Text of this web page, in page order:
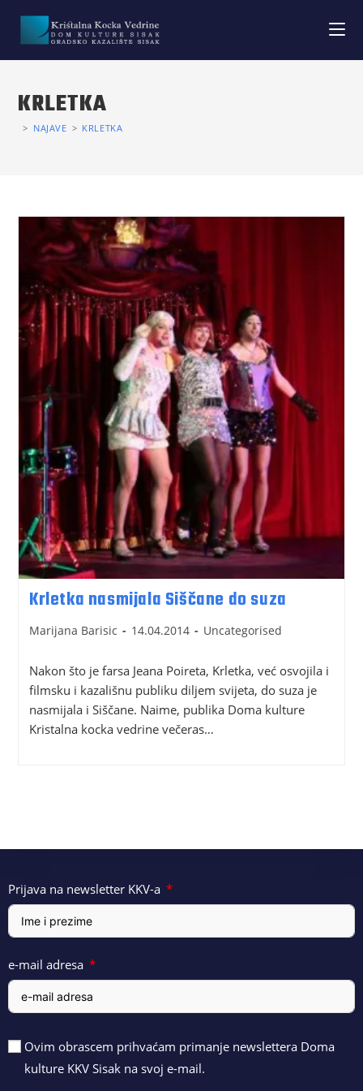
KRLETKA
> NAJAVE > KRLETKA
Krletka nasmijala Siščane do suza
Marijana Barisic 14.04.2014 Uncategorised
Nakon što je farsa Jeana Poireta, Krletka, već osvojila i
filmsku i kazališnu publiku diljem svijeta, do suza je
nasmijala i Siščane. Naime, publika Doma kulture
Kristalna kocka vedrine večeras…
Prijava na newsletter KKV-a
e-mail adresa
Ovim obrascem prihvaćam primanje newslettera Doma
kulture KKV Sisak na svoj e-mail.